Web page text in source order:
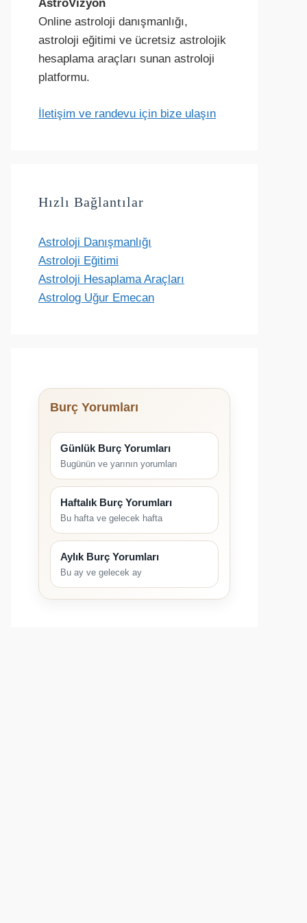
AstroVizyon
Online astroloji danışmanlığı,
astroloji eğitimi ve ücretsiz astrolojik
hesaplama araçları sunan astroloji
platformu.
İletişim ve randevu için bize ulaşın
Hızlı Bağlantılar
Astroloji Danışmanlığı
Astroloji Eğitimi
Astroloji Hesaplama Araçları
Astrolog Uğur Emecan
Burç Yorumları
Günlük Burç Yorumları
Bugünün ve yarının yorumları
Haftalık Burç Yorumları
Bu hafta ve gelecek hafta
Aylık Burç Yorumları
Bu ay ve gelecek ay